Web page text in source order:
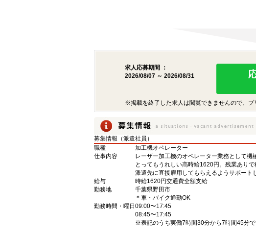
求人応募期間 ：
2026/08/07 ～ 2026/08/31
※掲載を終了した求人は閲覧できませんので、プ
募集情報（派遣社員）
職種
加工機オペレーター
仕事内容
レーザー加工機のオペレーター業務として機
とってもうれしい高時給1620円。残業あり
派遣先に直接雇用してもらえるようサポート
給与
時給1620円交通費全額支給
勤務地
千葉県野田市
＊車・バイク通勤OK
勤務時間・曜日 09:00〜17:45
08:45〜17:45
※表記のうち実働7時間30分から7時間45分で